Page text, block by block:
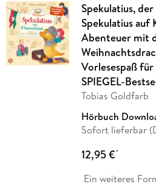
Spekulatius,
Spekulatius auf
Abenteuer mit
Vorlesespaß für
SPIEGEL-
Tobias Goldfarb
Hörbuch
Sofort lieferbar
12,95 €*
Ein weiteres